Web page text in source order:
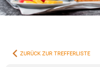
ZURÜCK ZUR TREFFERLISTE